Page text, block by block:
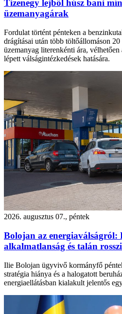
Tizenegy lejből húsz bani
üzemanyagárak
Fordulat történt pénteken a
drágításai után több töltőállomáson
üzemanyag literenkénti ára, vélhetően
lépett válságintézkedések hatására.
2026. augusztus 07., péntek
Bolojan az energiaválságról:
alkalmatlanság és talán
Ilie Bolojan ügyvivő kormányfő
stratégia hiánya és a halogatott
energiaellátásban kialakult jelentős